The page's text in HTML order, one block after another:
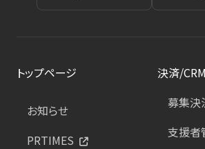
トップページ
お知らせ
PRTIMES
決済/CRM
募集決
支援者